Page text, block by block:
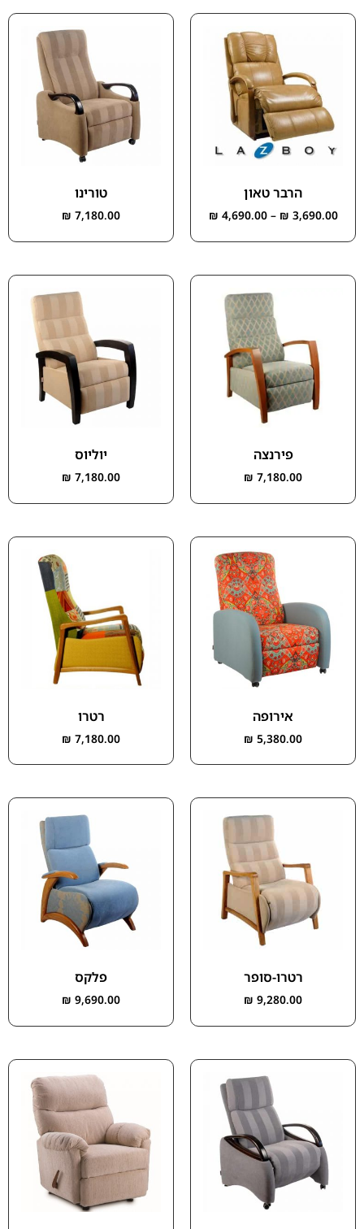
הרבר טאון
₪ 3,690.00
–
₪ 4,690.00
טורינו
₪ 7,180.00
פירנצה
₪ 7,180.00
יוליוס
₪ 7,180.00
אירופה
₪ 5,380.00
רטרו
₪ 7,180.00
רטרו-סופר
₪ 9,280.00
פלקס
₪ 9,690.00